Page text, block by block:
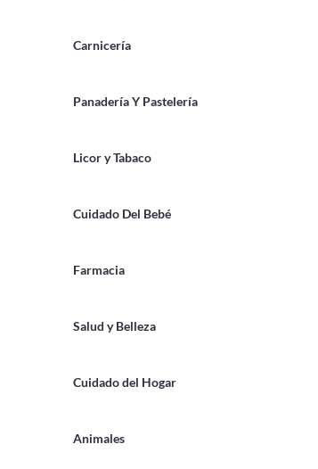
Carnicería
Panadería Y Pastelería
Licor y Tabaco
Cuidado Del Bebé
Farmacia
Salud y Belleza
Cuidado del Hogar
Animales